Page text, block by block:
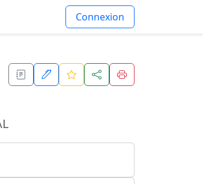
Connexion